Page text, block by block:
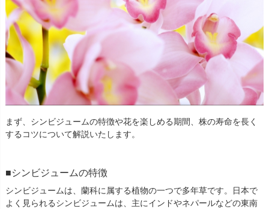
まず、シンビジュームの特徴や花を楽しめる期間、株の寿命を長く
するコツについて解説いたします。
■シンビジュームの特徴
シンビジュームは、蘭科に属する植物の一つで多年草です。日本で
よく見られるシンビジュームは、主にインドやネパールなどの東南